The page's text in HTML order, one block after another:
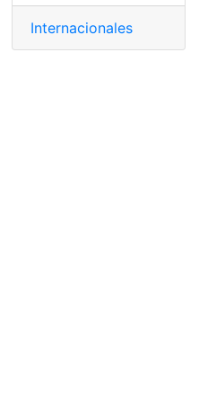
Internacionales